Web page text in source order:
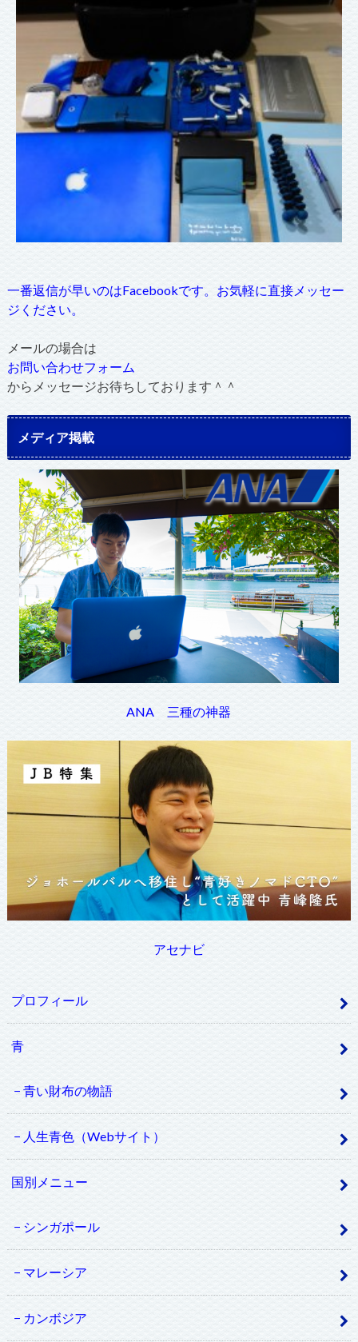
一番返信が早いのはFacebookです。お気軽に直接メッセー
ジください。
メールの場合は
お問い合わせフォーム
からメッセージお待ちしております＾＾
メディア掲載
ANA 三種の神器
アセナビ
プロフィール
青
青い財布の物語
人生青色（Webサイト）
国別メニュー
シンガポール
マレーシア
カンボジア